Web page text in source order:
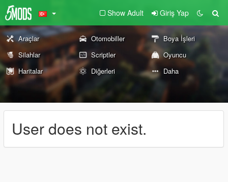
Show Adult Giriş Yap
Araçlar Otomobiller
Boya İşleri
Silahlar
Scriptler
Oyuncu
Haritalar
Diğerleri Daha
User does not exist.